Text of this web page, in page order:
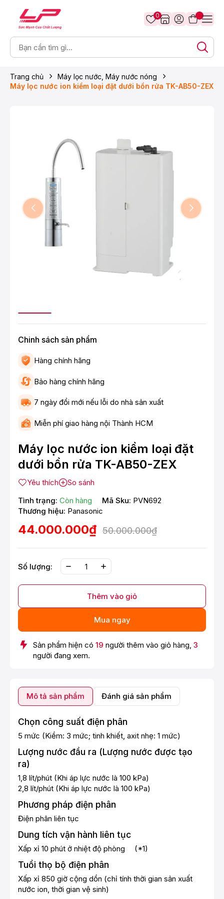
0
Trang chủ
Máy lọc nước, Máy nước nóng
Máy lọc nước ion kiềm loại đặt dưới bồn rửa TK-AB50-ZEX
Chinh sách sản phẩm
Hàng chính hãng
Bảo hàng chính hãng
7 ngày đổi mới nếu lỗi do nhà sản xuất
Miễn phí giao hàng nội Thành HCM
Máy lọc nước ion kiềm loại đặt
dưới bồn rửa TK-AB50-ZEX
Yêu thích
So sánh
Tình trạng: Còn hàng Mã Sku: PVN692
Thương hiệu: Panasonic
44.000.000₫ 50.000.000₫
Số lượng:
Thêm vào giỏ
Mua ngay
Sản phẩm hiện có 19 người thêm vào giỏ hàng, 3
người đang xem.
Mô tả sản phẩm Đánh giá sản phẩm
Chọn công suất điện phân
5 mức (Kiềm: 3 mức; tinh khiết, axit nhẹ: 1 mức)
Lượng nước đầu ra (Lượng nước được tạo
ra)
1,8 lít/phút (Khi áp lực nước là 100 kPa)
2,8 lít/phút (Khi áp lực nước là 100 kPa)
Phương pháp điện phân
Điện phân liên tục
Dung tích vận hành liên tục
Xấp xỉ 10 phút ở nhiệt độ phòng (*1)
Tuổi thọ bộ điện phân
Xấp xỉ 850 giờ cộng dồn (chỉ tính thời gian sản xuất
nước ion, thời gian vệ sinh)